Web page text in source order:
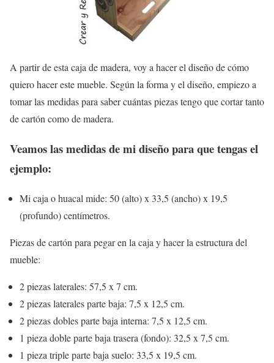
A partir de esta caja de madera, voy a hacer el diseño de cómo
quiero hacer este mueble. Según la forma y el diseño, empiezo a
tomar las medidas para saber cuántas piezas tengo que cortar tanto
de cartón como de madera.
Veamos las medidas de mi diseño para que tengas el
ejemplo:
Mi caja o huacal mide: 50 (alto) x 33,5 (ancho) x 19,5
(profundo) centímetros.
Piezas de cartón para pegar en la caja y hacer la estructura del
mueble:
2 piezas laterales: 57,5 x 7 cm.
2 piezas laterales parte baja: 7,5 x 12,5 cm.
2 piezas dobles parte baja interna: 7,5 x 12,5 cm.
1 pieza doble parte baja trasera (fondo): 32,5 x 7,5 cm.
1 pieza triple parte baja suelo: 33,5 x 19,5 cm.